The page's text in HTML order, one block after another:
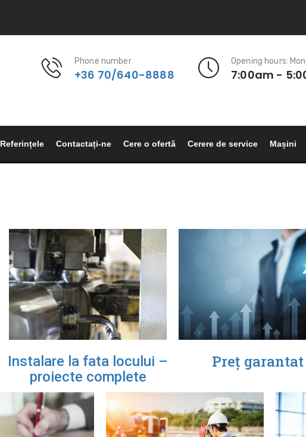
Phone number
+36 70/640-8888
Opening hours:
7:00am -
Referințele Contactați-ne Cere o ofertă Cerere de service Mașini
Instalare la fata locului –
proiecte complete
Preț garantat